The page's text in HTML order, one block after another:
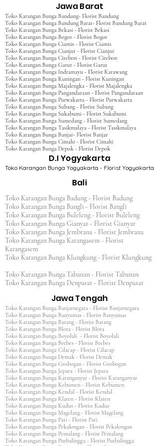
Jawa Barat
Toko Karangan Bunga Bandung- Florist Bandung
Toko Karangan Bunga Bandung Barat- Florist Bandung Barat
Toko Karangan Bunga Bekasi - Florist Bekasi
Toko Karangan Bunga Bogor - Florist Bogor
Toko Karangan Bunga Ciamis - Florist Ciamis
Toko Karangan Bunga Cianjur - Florist Cianjur
Toko Karangan Bunga Cirebon - Florist Cirebon
Toko Karangan Bunga Garut - Florist Garut
Toko Karangan Bunga Indramayu - Florist Karawang
Toko Karangan Bunga Kuningan - Florist Kuningan
Toko Karangan Bunga Majalengka - Florist Majalengka
Toko Karangan Bunga Pangandaraan - Florist Pangandaraan
Toko Karangan Bunga Purwakarta - Florist Purwakarta
Toko Karangan Bunga Subang - Florist Subang
Toko Karangan Bunga Sukabumi - Florist Sukabumi
Toko Karangan Bunga Sumedang - Florist Sumedang
Toko Karangan Bunga Tasikmalaya - Florist Tasikmalaya
Toko Karangan Bunga Banjar- Florist Banjar
Toko Karangan Bunga Cimahi - Florist Cimahi
Toko Karangan Bunga Depok - Florist Depok
D.I Yogyakarta
Toko Karangan Bunga Yogyakarta - Florist Yogyakarta
Bali
Toko Karangan Bunga Badung - Florist Badung
Toko Karangan Bunga Bangli - Florist Bangli
Toko Karangan Bunga Buleleng - Florist Buleleng
Toko Karangan Bunga Gianyar - Florist Gianyar
Toko Karangan Bunga Jembrana - Florist Jembrana
Toko Karangan Bunga Karangasem - Florist
Karangasem
Toko Karangan Bunga Klungkung - Florist Klungkung
Toko Karangan Bunga Tabanan - Florist Tabanan
Toko Karangan Bunga Denpasar - Florist Denpasar
Jawa Tengah
Toko Karangan Bunga Banjarnegara - Florist Banjarnegara
Toko Karangan Bunga Banyumas - Florist Banyumas
Toko Karangan Bunga Batang - Florist Batang
Toko Karangan Bunga Blora - Florist Blora
Toko Karangan Bunga Boyolali - Florist Boyolali
Toko Karangan Bunga Brebes - Florist Brebes
Toko Karangan Bunga Cilacap - Florist Cilacap
Toko Karangan Bunga Demak - Florist Demak
Toko Karangan Bunga Grobogan - Florist Grobogan
Toko Karangan Bunga Jepara - Florist Jepara
Toko Karangan Bunga Karanganyar - Florist Karanganyar
Toko Karangan Bunga Kebumen - Florist Kebumen
Toko Karangan Bunga Kendal - Florist Kendal
Toko Karangan Bunga Klaten - Florist Klaten
Toko Karangan Bunga Kudus - Florist Kudus
Toko Karangan Bunga Magelang - Florist Magelang
Toko Karangan Bunga Pati - Florist Pati
Toko Karangan Bunga Pekalongan - Florist Pekalongan
Toko Karangan Bunga Pemalang - Florist Pemalang
Toko Karangan Bunga Purbalingga - Florist Purbalingga